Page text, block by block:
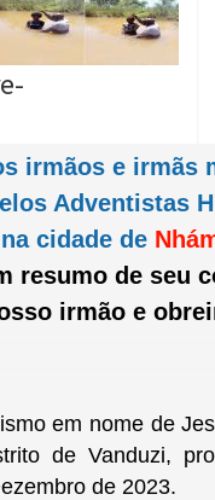
irmãos e irmãs
Adventistas
cidade de
resumo de seu
irmão e
em nome de
de Vanduzi,
de 2023.